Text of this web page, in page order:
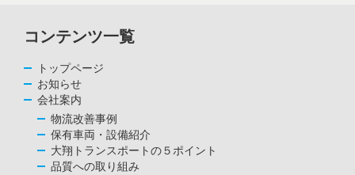
コンテンツ一覧
トップページ
お知らせ
会社案内
物流改善事例
保有車両・設備紹介
大翔トランスポートの５ポイント
品質への取り組み